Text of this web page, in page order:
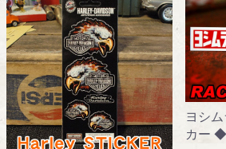
ヨシ
カー ◆